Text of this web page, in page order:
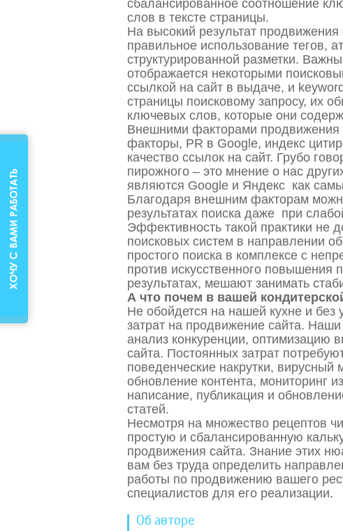
сбалансированное соотношение
слов в тексте страницы.
На высокий результат продвижения
правильное использование тегов,
структурированной разметки.
отображается некоторыми
ссылкой на сайт в выдаче, и
страницы поисковому запросу, их
ключевых слов, которые они
Внешними факторами продвижения
факторы, PR в Google, индекс
качество ссылок на сайт. Грубо
пирожного – это мнение о нас
являются Google и Яндекс как
Благодаря внешним факторам
результатах поиска даже при
Эффективность такой практики не
поисковых систем в направлении
простого поиска в комплексе с
против искусственного повышения
результатах, мешают занимать
А что почем в вашей
Не обойдется на нашей кухне и без
затрат на продвижение сайта.
анализ конкуренции, оптимизацию
сайта. Постоянных затрат
поведенческие накрутки, вирусный
обновление контента, мониторинг
написание, публикация и
статей.
Несмотря на множество рецептов
простую и сбалансированную
продвижения сайта. Знание этих
вам без труда определить
работы по продвижению вашего
специалистов для его реализации.
Об авторе